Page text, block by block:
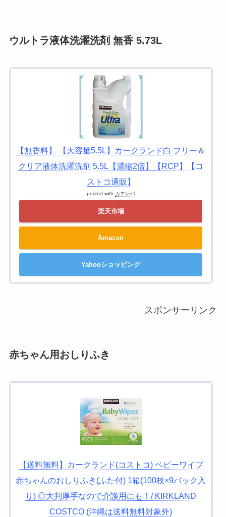
ウルトラ液体洗濯洗剤 無香 5.73L
【無香料】 【大容量5.5L】カークランド白 フリー＆
クリア液体洗濯洗剤 5.5L【濃縮2倍】【RCP】【コ
ストコ通販】
posted with カエレバ
楽天市場
Amazon
Yahooショッピング
スポンサーリンク
赤ちゃん用おしりふき
【送料無料】カークランド(コストコ) ベビーワイプ
赤ちゃんのおしりふき(ふた付) 1箱(100枚×9パック入
り) ◎大判厚手なので介護用にも！/ KIRKLAND
COSTCO (沖縄は送料無料対象外)